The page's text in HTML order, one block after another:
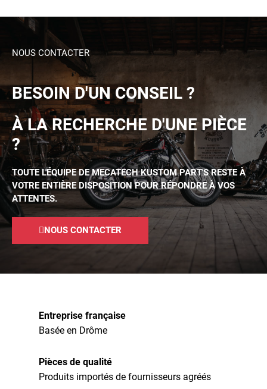
NOUS CONTACTER
BESOIN D'UN CONSEIL ?
À LA RECHERCHE D'UNE PIÈCE
?
TOUTE L'ÉQUIPE DE MECATECH KUSTOM PART'S RESTE À
VOTRE ENTIÈRE DISPOSITION POUR RÉPONDRE À VOS
ATTENTES.
NOUS CONTACTER
Entreprise française
Basée en Drôme
Pièces de qualité
Produits importés de fournisseurs agréés